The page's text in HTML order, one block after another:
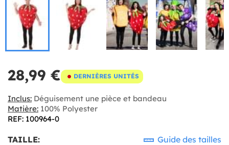
28,99 € DERNIÈRES UNITÉS
Inclus: Déguisement une pièce et bandeau
Matière: 100% Polyester
REF: 100964-0
TAILLE: Guide des tailles